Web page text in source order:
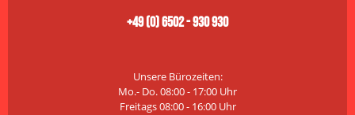
+49 (0) 6502 - 930 930
Unsere Bürozeiten:
Mo.- Do. 08:00 - 17:00 Uhr
Freitags 08:00 - 16:00 Uhr